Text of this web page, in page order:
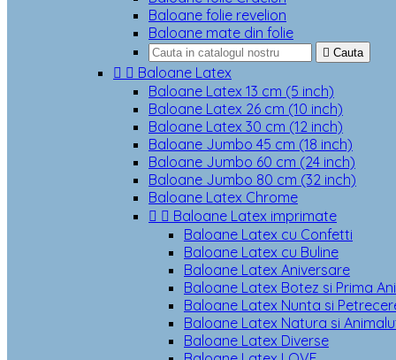
Baloane folie revelion
Baloane mate din folie
 Cauta
  Baloane Latex
Baloane Latex 13 cm (5 inch)
Baloane Latex 26 cm (10 inch)
Baloane Latex 30 cm (12 inch)
Baloane Jumbo 45 cm (18 inch)
Baloane Jumbo 60 cm (24 inch)
Baloane Jumbo 80 cm (32 inch)
Baloane Latex Chrome
  Baloane Latex imprimate
Baloane Latex cu Confetti
Baloane Latex cu Buline
Baloane Latex Aniversare
Baloane Latex Botez si Prima
Baloane Latex Nunta si
Baloane Latex Natura si
Baloane Latex Diverse